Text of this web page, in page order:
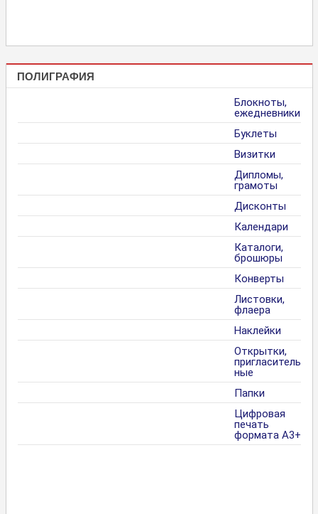
ПОЛИГРАФИЯ
Блокноты,
ежедневники
Буклеты
Визитки
Дипломы,
грамоты
Дисконты
Календари
Каталоги,
брошюры
Конверты
Листовки,
флаера
Наклейки
Открытки,
пригласитель
ные
Папки
Цифровая
печать
формата А3+